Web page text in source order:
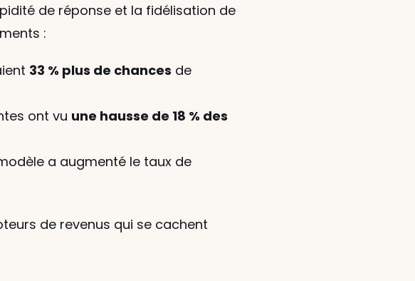
de réponse et la fidélisation de
:
33 % plus de chances de
ont vu une hausse de 18 % des
a augmenté le taux de
de revenus qui se cachent